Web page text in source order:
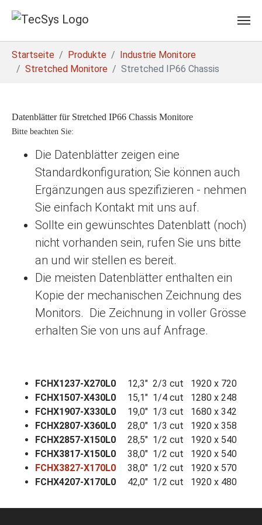
Startseite Produkte
Industrie Monitore
Stretched Monitore
Stretched IP66 Chassis
Datenblätter für Stretched IP66 Chassis Monitore
Bitte beachten Sie:
Die Datenblätter zeigen eine
Standardkonfiguration; Sie können auch
Ergänzungen aus spezifizieren - nehmen
Sie einfach Kontakt mit uns auf.
Sollte ein gewünschtes Datenblatt (noch)
nicht vorhanden sein, rufen Sie uns bitte
an und wir stellen es bereit.
Die meisten Datenblätter enthalten ein
Kopie der mechanischen Zeichnung des
Monitors. Die Zeichnung in voller Grösse
erhalten Sie von uns auf Anfrage.
FCHX1237-X270L0 12,3" 2/3 cut 1920 x 720
FCHX1507-X430L0
15,1" 1/4 cut 1280 x 248
FCHX1907-X330L0 19,0" 1/3 cut 1680 x 342
FCHX2807-X360L0 28,0" 1/3 cut 1920 x 358
FCHX2857-X150L0 28,5" 1/2 cut 1920 x 540
FCHX3817-X150L0 38,0" 1/2 cut 1920 x 540
FCHX3827-X170L0
38,0" 1/2 cut 1920 x 570
FCHX4207-X170L0 42,0" 1/2 cut 1920 x 480